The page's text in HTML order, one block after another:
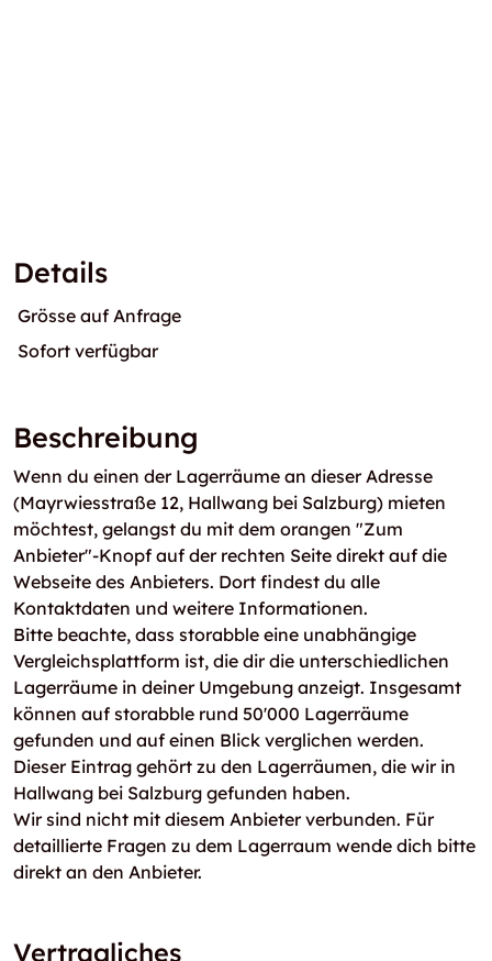
Details
Grösse auf Anfrage
Sofort verfügbar
Beschreibung
Wenn du einen der Lagerräume an dieser Adresse
(Mayrwiesstraße 12, Hallwang bei Salzburg) mieten
möchtest, gelangst du mit dem orangen "Zum
Anbieter"-Knopf auf der rechten Seite direkt auf die
Webseite des Anbieters. Dort findest du alle
Kontaktdaten und weitere Informationen.
Bitte beachte, dass storabble eine unabhängige
Vergleichsplattform ist, die dir die unterschiedlichen
Lagerräume in deiner Umgebung anzeigt. Insgesamt
können auf storabble rund 50'000 Lagerräume
gefunden und auf einen Blick verglichen werden.
Dieser Eintrag gehört zu den Lagerräumen, die wir in
Hallwang bei Salzburg gefunden haben.
Wir sind nicht mit diesem Anbieter verbunden. Für
detaillierte Fragen zu dem Lagerraum wende dich bitte
direkt an den Anbieter.
Vertragliches